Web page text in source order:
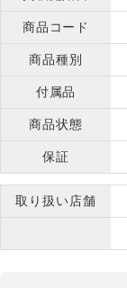
商品コード
商品種別
付属品
商品状態
保証
取り扱い店舗